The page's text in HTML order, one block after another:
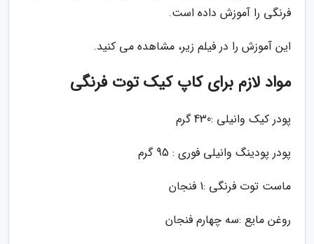
فرنگی را آموزش داده است.
این آموزش را در فیلم زیر، مشاهده می کنید.
مواد لازم برای کاپ کیک توت فرنگی
پودر کیک وانیلی :430 گرم
پودر پودینگ وانیلی فوری : 95 گرم
ماست توت فرنگی :1 فنجان
روغن مایع :سه چهارم فنجان